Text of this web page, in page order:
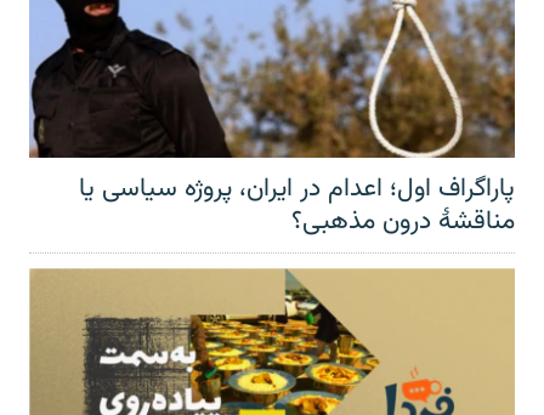
پاراگراف اول؛ اعدام در ایران، پروژه سیاسی یا
مناقشهٔ درون مذهبی؟